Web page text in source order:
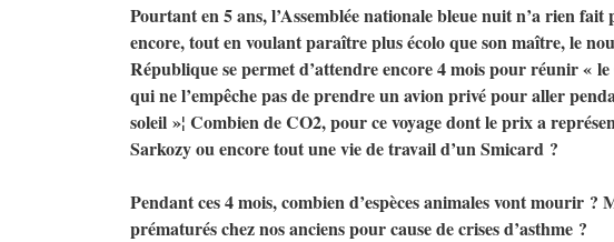
Pourtant en 5 ans, l’Assemblée nationale bleue nuit n’a rien
encore, tout en voulant paraître plus écolo que son maître, le
République se permet d’attendre encore 4 mois pour réunir «
qui ne l’empêche pas de prendre un avion privé pour aller
soleil »¦ Combien deCO2, pour ce voyage dont le prix a
Sarkozy ou encore tout une vie de travail d’un Smicard ?
Pendant ces 4 mois, combien d’espèces animales vont mourir ?
prématurés chez nos anciens pour cause de crises d’asthme ?